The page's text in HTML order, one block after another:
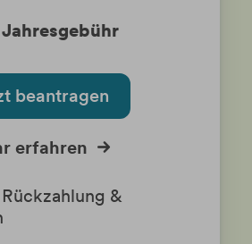
beantragen
erfahren
&